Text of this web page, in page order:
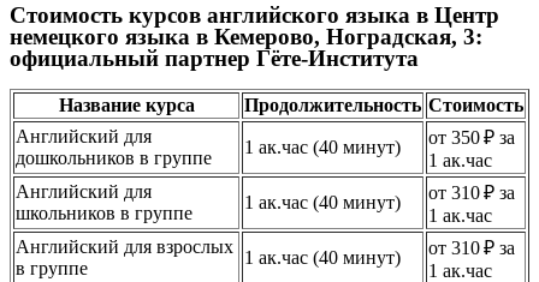
Стоимость курсов английского языка в Центр
немецкого языка в Кемерово, Ноградская, 3:
официальный партнер Гёте-Института
Название курса Продолжительность Стоимость
Английский для
дошкольников в группе
1 ак.час (40 минут)
от 350 ₽ за
1 ак.час
Английский для
школьников в группе
1 ак.час (40 минут)
от 310 ₽ за
1 ак.час
Английский для взрослых
в группе
1 ак.час (40 минут)
от 310 ₽ за
1 ак.час